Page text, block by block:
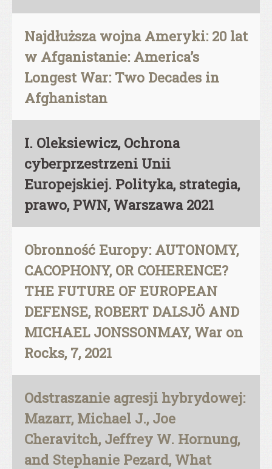
Najdłuższa wojna Ameryki: 20 lat
w Afganistanie: America’s
Longest War: Two Decades in
Afghanistan
I. Oleksiewicz, Ochrona
cyberprzestrzeni Unii
Europejskiej. Polityka, strategia,
prawo, PWN, Warszawa 2021
Obronność Europy: AUTONOMY,
CACOPHONY, OR COHERENCE?
THE FUTURE OF EUROPEAN
DEFENSE, ROBERT DALSJÖ AND
MICHAEL JONSSONMAY, War on
Rocks, 7, 2021
Odstraszanie agresji hybrydowej:
Mazarr, Michael J., Joe
Cheravitch, Jeffrey W. Hornung,
and Stephanie Pezard, What